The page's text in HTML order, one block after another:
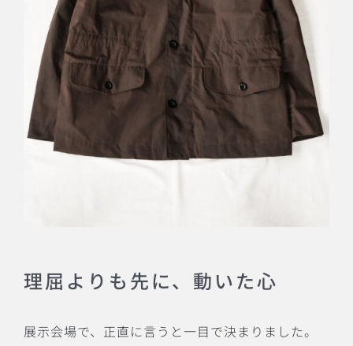
理屈よりも先に、動いた心
展示会場で、正直に言うと一目で決まりました。